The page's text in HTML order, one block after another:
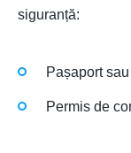
siguranță:
Pașaport
Permis de